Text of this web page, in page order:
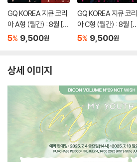
GQ KOREA 지큐 코리
아 A형 (월간) : 8월 [2
026]
5% 9,500원
GQ KOREA 지큐 코리
아 C형 (월간) : 8월 [2
026]
5% 9,500원
상세 이미지